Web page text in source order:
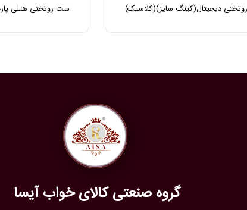
دیجیتال(کینگ سایز)(کلاسیک) ست روتختی هتلی
گروه صنعتی کالای خواب آیسا